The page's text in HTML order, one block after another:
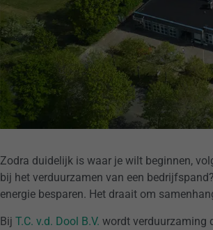
Zodra duidelijk is waar je wilt beginnen,
bij het verduurzamen van een
energie besparen. Het draait om
Bij T.C. v.d. Dool B.V. wordt verduurzaming